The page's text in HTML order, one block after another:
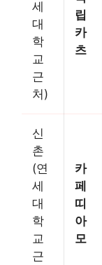
세
대
학
교
근
처)
립
카
츠
신
촌
(연
세
대
학
교
근
카
페
띠
아
모